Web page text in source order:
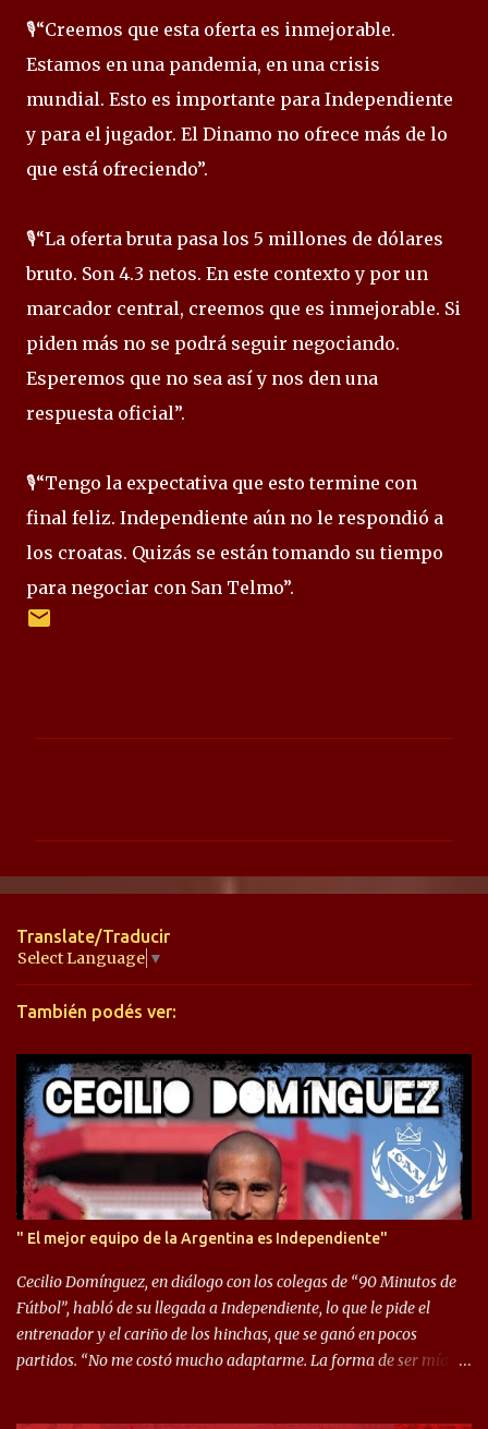
🎙️“Creemos que esta oferta es inmejorable.
Estamos en una pandemia, en una crisis
mundial. Esto es importante para Independiente
y para el jugador. El Dinamo no ofrece más de lo
que está ofreciendo”.
🎙️“La oferta bruta pasa los 5 millones de dólares
bruto. Son 4.3 netos. En este contexto y por un
marcador central, creemos que es inmejorable. Si
piden más no se podrá seguir negociando.
Esperemos que no sea así y nos den una
respuesta oficial”.
🎙️“Tengo la expectativa que esto termine con
final feliz. Independiente aún no le respondió a
los croatas. Quizás se están tomando su tiempo
para negociar con San Telmo”.
n
a
r
i
s
Translate/Traducir
Select Language ▼
También podés ver:
" El mejor equipo de la Argentina es Independiente"
Cecilio Domínguez, en diálogo con los colegas de “90 Minutos de
Fútbol”, habló de su llegada a Independiente, lo que le pide el
entrenador y el cariño de los hinchas, que se ganó en pocos
partidos. “No me costó mucho adaptarme. La forma de ser mía